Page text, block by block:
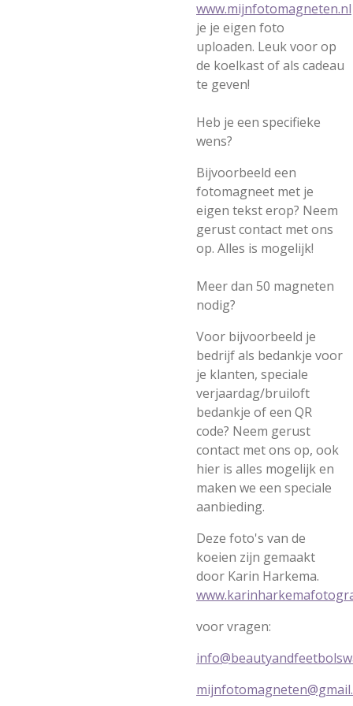
www.mijnfotomagneten.nl
je je eigen foto
uploaden. Leuk voor op
de koelkast of als cadeau
te geven!
Heb je een specifieke
wens?
Bijvoorbeeld een
fotomagneet met je
eigen tekst erop? Neem
gerust contact met ons
op. Alles is mogelijk!
Meer dan 50 magneten
nodig?
Voor bijvoorbeeld je
bedrijf als bedankje voor
je klanten, speciale
verjaardag/bruiloft
bedankje of een QR
code? Neem gerust
contact met ons op, ook
hier is alles mogelijk en
maken we een speciale
aanbieding.
Deze foto's van de
koeien zijn gemaakt
door Karin Harkema.
voor vragen: